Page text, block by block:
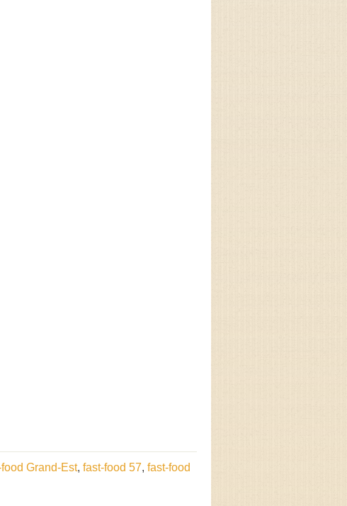
Grand-Est, fast-food 57, fast-food